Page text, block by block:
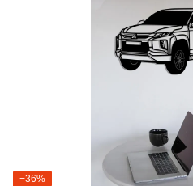
−36%